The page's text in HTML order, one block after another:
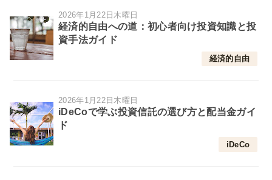
2026年1月22日木曜日
経済的自由への道：初心者向け投資知識と投
資手法ガイド
経済的自由
2026年1月22日木曜日
iDeCoで学ぶ投資信託の選び方と配当金ガイ
ド
iDeCo